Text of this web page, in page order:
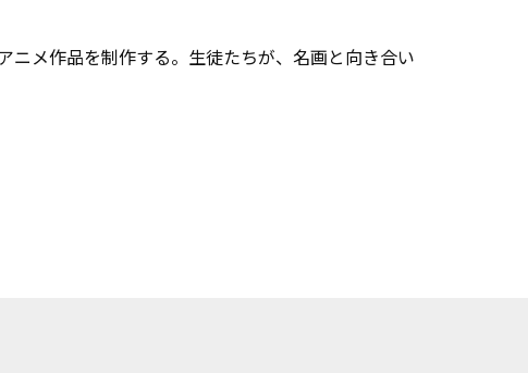
ニメ作品を制作する。生徒たちが、名画と向き合い